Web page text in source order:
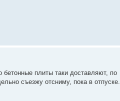
бетонные плиты таки доставляют, по
съезжу отсниму, пока в отпуске.